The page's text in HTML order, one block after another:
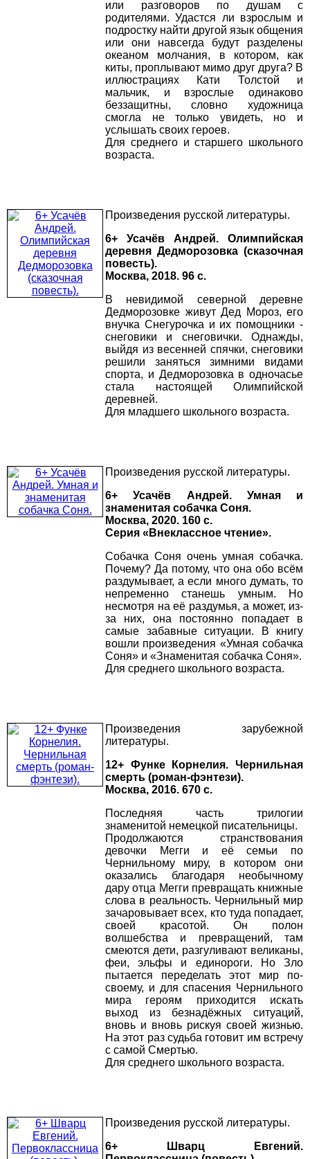
или разговоров по душам с
родителями. Удастся ли взрослым и
подростку найти другой язык общения
или они навсегда будут разделены
океаном молчания, в котором, как
киты, проплывают мимо друг друга? В
иллюстрациях Кати Толстой и
мальчик, и взрослые одинаково
беззащитны, словно художница
смогла не только увидеть, но и
услышать своих героев.
Для среднего и старшего школьного
возраста.
Произведения русской литературы.
6+ Усачёв Андрей. Олимпийская
деревня Дедморозовка (сказочная
повесть).
Москва, 2018. 96 с.
В невидимой северной деревне
Дедморозовке живут Дед Мороз, его
внучка Снегурочка и их помощники -
снеговики и снеговички. Однажды,
выйдя из весенней спячки, снеговики
решили заняться зимними видами
спорта, и Дедморозовка в одночасье
стала настоящей Олимпийской
деревней.
Для младшего школьного возраста.
Произведения русской литературы.
6+ Усачёв Андрей. Умная и
знаменитая собачка Соня.
Москва, 2020. 160 с.
Серия «Внеклассное чтение».
Собачка Соня очень умная собачка.
Почему? Да потому, что она обо всём
раздумывает, а если много думать, то
непременно станешь умным. Но
несмотря на её раздумья, а может, из-
за них, она постоянно попадает в
самые забавные ситуации. В книгу
вошли произведения «Умная собачка
Соня» и «Знаменитая собачка Соня».
Для среднего школьного возраста.
Произведения зарубежной
литературы.
12+ Функе Корнелия. Чернильная
смерть (роман-фэнтези).
Москва, 2016. 670 с.
Последняя часть трилогии
знаменитой немецкой писательницы.
Продолжаются странствования
девочки Мегги и её семьи по
Чернильному миру, в котором они
оказались благодаря необычному
дару отца Мегги превращать книжные
слова в реальность. Чернильный мир
зачаровывает всех, кто туда попадает,
своей красотой. Он полон
волшебства и превращений, там
смеются дети, разгуливают великаны,
феи, эльфы и единороги. Но Зло
пытается переделать этот мир по-
своему, и для спасения Чернильного
мира героям приходится искать
выход из безнадёжных ситуаций,
вновь и вновь рискуя своей жизнью.
На этот раз судьба готовит им встречу
с самой Смертью.
Для среднего школьного возраста.
Произведения русской литературы.
6+ Шварц Евгений.